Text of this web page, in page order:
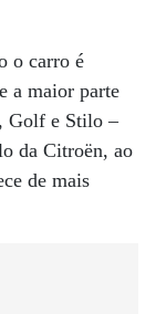
o carro é
a maior parte
Golf e Stilo –
da Citroën, ao
de mais